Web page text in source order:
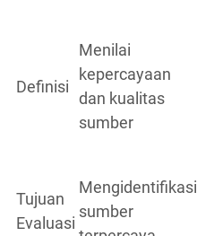
Definisi
Menilai
kepercayaan
dan kualitas
sumber
Tujuan
Evaluasi
Mengidentifikasi
sumber